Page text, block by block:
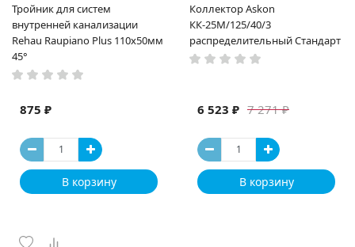
Тройник для систем
внутренней канализации
Rehau Raupiano Plus 110х50мм
45°
875 ₽
В корзину
Коллектор Askon
КК-25М/125/40/3
распределительный Стандарт
7 271 ₽
6 523 ₽
В корзину